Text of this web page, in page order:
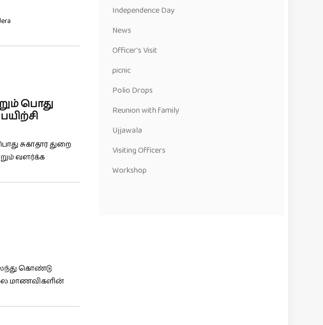
பொது
சுகாதார துறை
வளர்க்க
கொண்டு
மாணவிகளின்
Independence Day
News
Officer's Visit
picnic
Polio Drops
Reunion with family
Ujjawala
Visiting Officers
Workshop